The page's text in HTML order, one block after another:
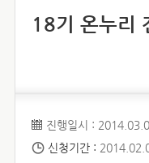
18기 온누리
진행일시 :
신청기간 :